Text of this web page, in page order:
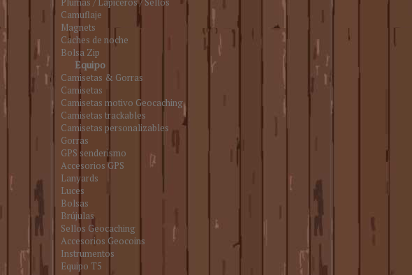
Camuflaje
Magnets
Caches de noche
Bolsa Zip
Equipo
Camisetas & Gorras
Camisetas
Camisetas motivo Geocaching
Camisetas trackables
Camisetas personalizables
Gorras
GPS senderismo
Accesorios GPS
Lanyards
Luces
Bolsas
Brújulas
Sellos Geocaching
Accesorios Geocoins
Instrumentos
Equipo T5